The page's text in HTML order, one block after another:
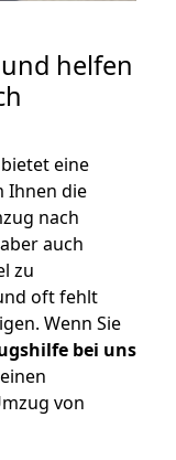
helfen
bietet eine
Ihnen die
nach
auch
zu
oft fehlt
Wenn Sie
bei uns
von